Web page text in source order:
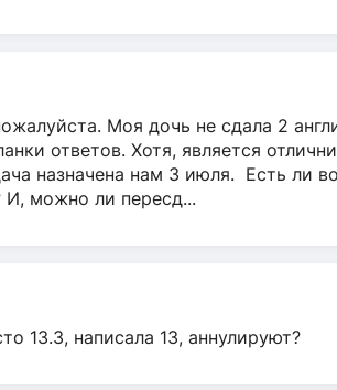
Моя дочь не сдала 2
ответов. Хотя, является
назначена нам 3 июля. Есть ли
И, можно ли пересд...
13.3, написала 13, аннулируют?